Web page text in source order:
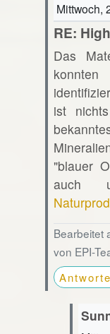
Mittwoch,
RE:
Das
ist
"blauer
auch
Bearbeitet
von EPI-